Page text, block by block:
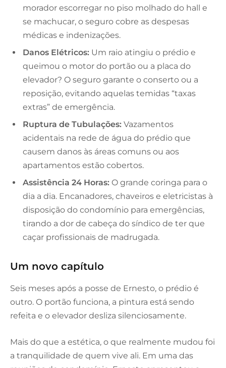
morador escorregar no piso molhado do hall e
se machucar, o seguro cobre as despesas
médicas e indenizações.
Danos Elétricos: Um raio atingiu o prédio e
queimou o motor do portão ou a placa do
elevador? O seguro garante o conserto ou a
reposição, evitando aquelas temidas “taxas
extras” de emergência.
Ruptura de Tubulações: Vazamentos
acidentais na rede de água do prédio que
causem danos às áreas comuns ou aos
apartamentos estão cobertos.
Assistência 24 Horas: O grande coringa para o
dia a dia. Encanadores, chaveiros e eletricistas à
disposição do condomínio para emergências,
tirando a dor de cabeça do síndico de ter que
caçar profissionais de madrugada.
Um novo capítulo
Seis meses após a posse de Ernesto, o prédio é
outro. O portão funciona, a pintura está sendo
refeita e o elevador desliza silenciosamente.
Mais do que a estética, o que realmente mudou foi
a tranquilidade de quem vive ali. Em uma das